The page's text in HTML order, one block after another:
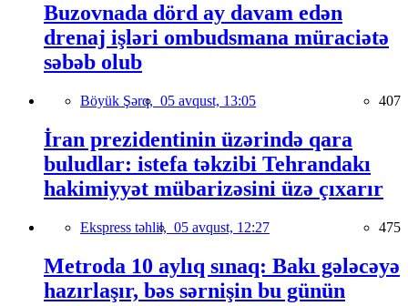
Buzovnada dörd ay davam edən
drenaj işləri ombudsmana müraciətə
səbəb olub
Böyük Şərq, 05 avqust, 13:05 407
İran prezidentinin üzərində qara
buludlar: istefa təkzibi Tehrandakı
hakimiyyət mübarizəsini üzə çıxarır
Ekspress təhlil, 05 avqust, 12:27 475
Metroda 10 aylıq sınaq: Bakı gələcəyə
hazırlaşır, bəs sərnişin bu günün